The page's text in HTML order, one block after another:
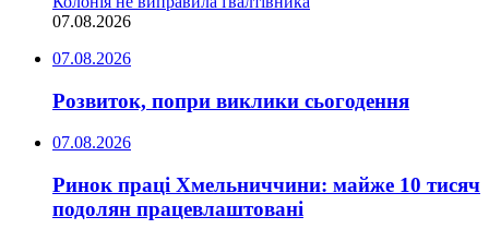
07.08.2026
07.08.2026
Розвиток, попри виклики сьогодення
07.08.2026
Ринок праці Хмельниччини: майже 10 тисяч
подолян працевлаштовані